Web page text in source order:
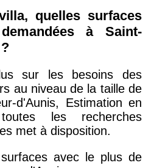
quelles surfaces
à Saint-
sur les besoins des
au niveau de la taille de
d'Aunis, Estimation en
les recherches
met à disposition.
avec le plus de